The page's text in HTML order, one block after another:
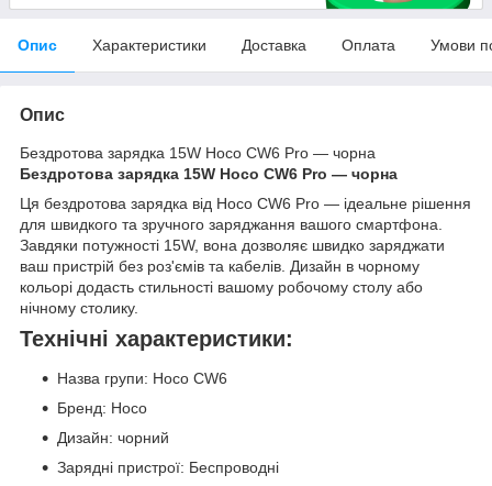
Опис Характеристики Доставка Оплата Умови
Опис
Бездротова зарядка 15W Hoco CW6 Pro — чорна
Бездротова зарядка 15W Hoco CW6 Pro — чорна
Ця бездротова зарядка від Hoco CW6 Pro — ідеальне рішення
для швидкого та зручного заряджання вашого смартфона.
Завдяки потужності 15W, вона дозволяє швидко заряджати
ваш пристрій без роз'ємів та кабелів. Дизайн в чорному
кольорі додасть стильності вашому робочому столу або
нічному столику.
Технічні характеристики:
Назва групи: Hoco CW6
Бренд: Hoco
Дизайн: чорний
Зарядні пристрої: Беспроводні